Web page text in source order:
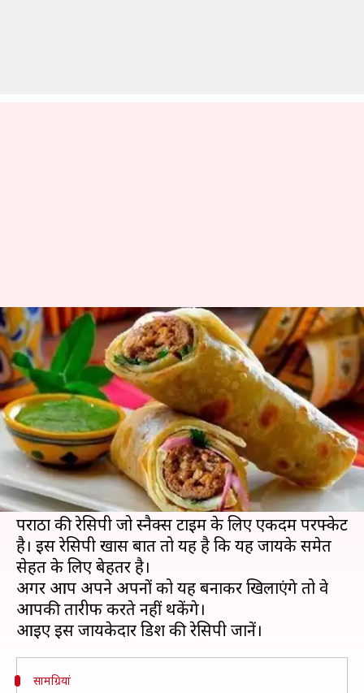
सेहत के लिए बेहतर है वेज कबाब रोल
परांठा, घर पर ऐसे करें तैयार
लेखन अंजली Mar 16, 2020 07:02 pm
क्या है खबर?
कबाब सिर्फ नॉन वेजिटेरियन्स के लिए ही नहीं होता बल्कि
वेजिटेरियन्स भी कबाब के जायके का लुत्फ ले सकते हैं।
इसलिए आज हम आपको बताने जा रहे हैं वेज कबाब रोल
पराठा की रेसिपी जो स्नैक्स टाइम के लिए एकदम परफ्केट
है। इस रेसिपी खास बात तो यह है कि यह जायके समेत
सेहत के लिए बेहतर है।
अगर आप अपने अपनों को यह बनाकर खिलाएंगे तो वे
आपकी तारीफ करते नहीं थकेंगे।
सामग्रियां